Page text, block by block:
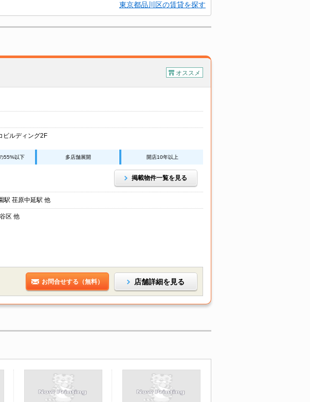
東京都品川区の賃貸を探す
オススメ
ビルディング2F
55%以下 多店舗展開 開店10年以上
掲載物件一覧を見る
駅 荏原中延駅 他
区 他
お問合せする（無料） 店舗詳細を見る